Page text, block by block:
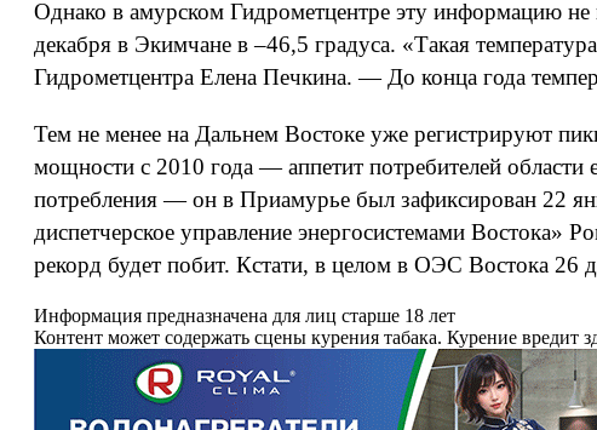
Однако в амурском Гидрометцентре эту информацию
декабря в Экимчане в –46,5 градуса. «Такая
Гидрометцентра Елена Печкина. — До конца года
Тем не менее на Дальнем Востоке уже регистрируют
мощности с 2010 года — аппетит потребителей
потребления — он в Приамурье был зафиксирован 22
диспетчерское управление энергосистемами
рекорд будет побит. Кстати, в целом в ОЭС Востока 26
Информация предназначена для лиц старше 18 лет
Контент может содержать сцены курения табака. Курение вредит